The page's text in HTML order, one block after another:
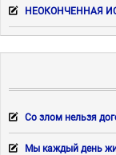
НЕОКОНЧЕННАЯ
Со злом нельзя
Мы каждый день